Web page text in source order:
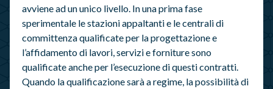
avviene ad un unico livello. In una prima fase
sperimentale le stazioni appaltanti e le centrali di
committenza qualificate per la progettazione e
l’affidamento di lavori, servizi e forniture sono
qualificate anche per l’esecuzione di questi contratti.
Quando la qualificazione sarà a regime, la possibilità di